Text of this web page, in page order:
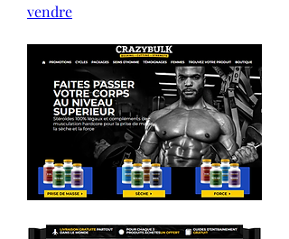
vendre